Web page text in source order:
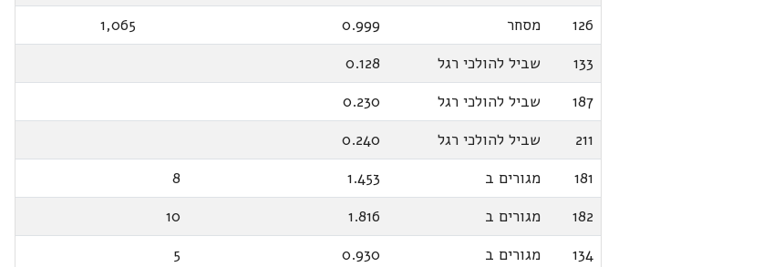
126
מסחר 0.999
1,065
133
שביל להולכי רגל
0.128
187
שביל להולכי רגל
0.230
211
שביל להולכי רגל
0.240
181
מגורים ב 1.453
8
182
מגורים ב 1.816
10
134
מגורים ב 0.930
5